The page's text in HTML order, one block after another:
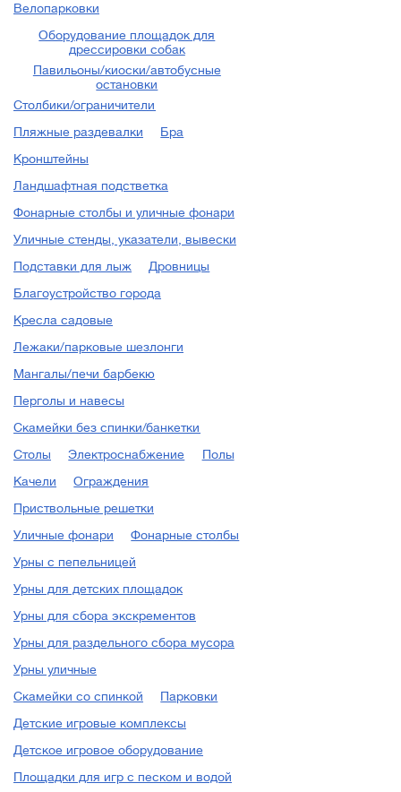
малых архитектурных
форм (МАФ) для
благоустройства городов и
парков. Через некоторое
время мы стали не только
импортировать товары из
Европы, но и производить
некоторые детали на
своем, в то время ещё
маленьком производстве.
Вплоть до 2008 года мы
совмещали импорт
оборудования и
собственное производство
выполняя заказы по
благоустройству
территорий.
В 2008 году мы полностью
отказались от импорта и
направили все ресурсы на
расширение
производственных
мощностей, а также на
создание команды
профессионалов в
области производства и
продажи садово-
Велопарковки
Оборудование площадок для
дрессировки собак
Павильоны/киоски/автобусные
остановки
Столбики/ограничители
Пляжные раздевалки
Бра
Кронштейны
Ландшафтная подстветка
Фонарные столбы и уличные фонари
Уличные стенды, указатели, вывески
Подставки для лыж
Дровницы
Благоустройство города
Кресла садовые
Лежаки/парковые шезлонги
Мангалы/печи барбекю
Перголы и навесы
Скамейки без спинки/банкетки
Столы
Электроснабжение
Полы
Качели
Ограждения
Приствольные решетки
Уличные фонари
Фонарные столбы
Урны с пепельницей
Урны для детских площадок
Урны для сбора экскрементов
Урны для раздельного сбора мусора
Урны уличные
Скамейки со спинкой
Парковки
Детские игровые комплексы
Детское игровое оборудование
Площадки для игр с песком и водой